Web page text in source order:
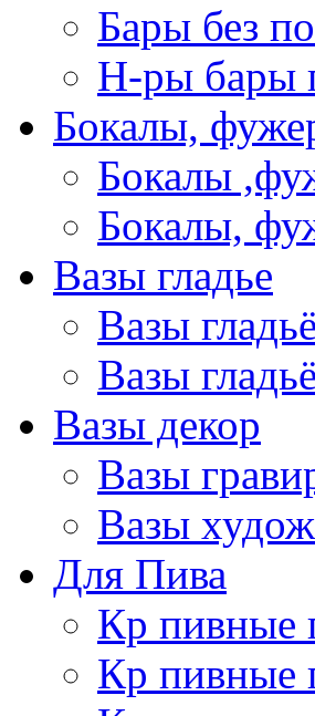
Бары без
Н-ры бары
Бокалы,
Бокалы
Бокалы,
Вазы гладье
Вазы
Вазы
Вазы декор
Вазы
Вазы
Для Пива
Кр пивные
Кр пивные